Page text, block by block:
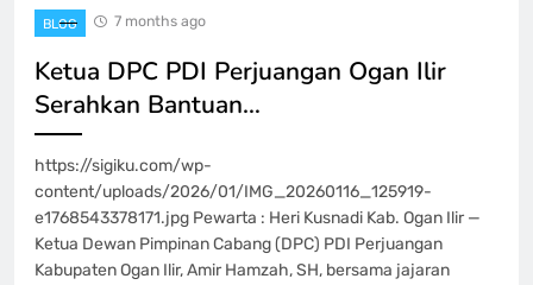
BLOG 7 months ago
Ketua DPC PDI Perjuangan Ogan Ilir
Serahkan Bantuan…
https://sigiku.com/wp-
content/uploads/2026/01/IMG_20260116_125919-
e1768543378171.jpg Pewarta : Heri Kusnadi Kab. Ogan Ilir —
Ketua Dewan Pimpinan Cabang (DPC) PDI Perjuangan
Kabupaten Ogan Ilir, Amir Hamzah, SH, bersama jajaran